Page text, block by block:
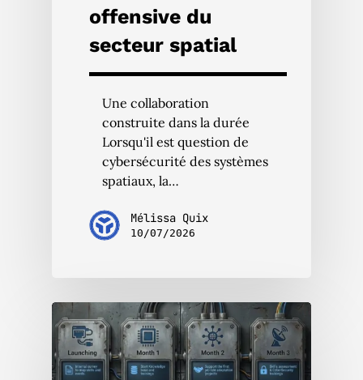
offensive du
secteur spatial
Une collaboration
construite dans la durée
Lorsqu'il est question de
cybersécurité des systèmes
spatiaux, la…
Mélissa Quix
10/07/2026